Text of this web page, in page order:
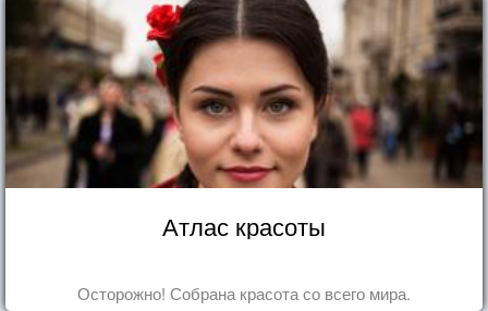
Атлас красоты
Осторожно! Собрана красота со всего мира.